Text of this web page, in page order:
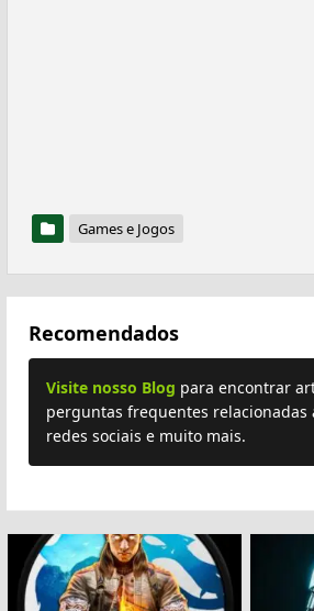
Games e Jogos
Recomendados
Visite nosso Blog para encontrar
perguntas frequentes relacionadas
redes sociais e muito mais.